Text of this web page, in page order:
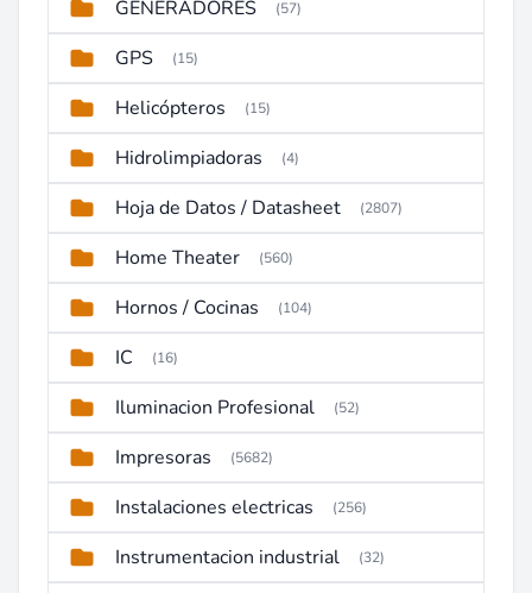
GENERADORES (57)
GPS (15)
Helicópteros (15)
Hidrolimpiadoras (4)
Hoja de Datos / Datasheet (2807)
Home Theater (560)
Hornos / Cocinas (104)
IC (16)
Iluminacion Profesional (52)
Impresoras (5682)
Instalaciones electricas (256)
Instrumentacion industrial (32)